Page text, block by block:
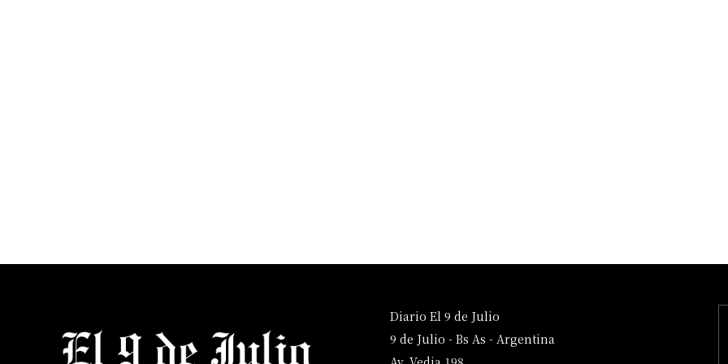
Diario El 9 de Julio
9 de Julio - Bs As - Argentina